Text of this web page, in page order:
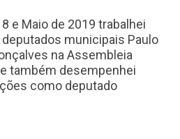
e Maio de 2019 trabalhei
municipais Paulo
na Assembleia
também desempenhei
como deputado